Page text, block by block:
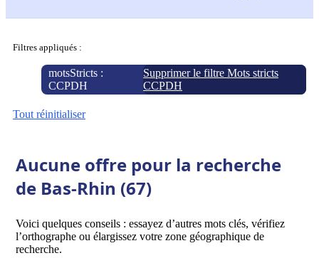
Filtres appliqués :
motsStricts :
CCPDH
Supprimer le filtre Mots stricts
CCPDH
Tout réinitialiser
Aucune offre pour la recherche
de Bas-Rhin (67)
Voici quelques conseils : essayez d’autres mots clés, vérifiez
l’orthographe ou élargissez votre zone géographique de
recherche.